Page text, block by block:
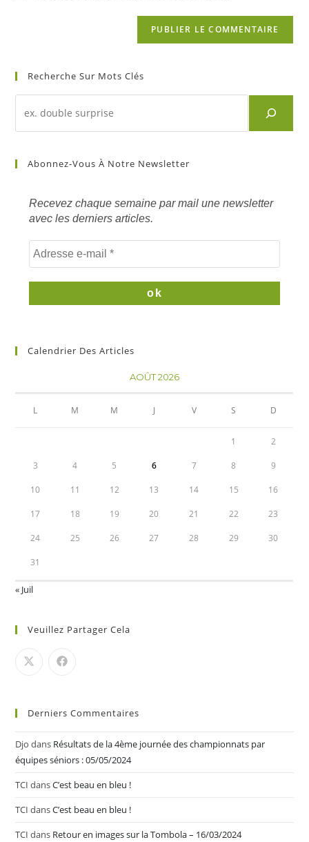
Recherche Sur Mots Clés
d'un
mots
Abonnez-Vous À Notre Newsletter
Recevez chaque semaine par mail une newsletter
avec les derniers articles.
Calendrier Des Articles
AOÛT 2026
L M M J V S D
1 2
3 4 5 6 7 8 9
10 11 12 13 14 15 16
17 18 19 20 21 22 23
24 25 26 27 28 29 30
31
« Juil
Veuillez Partager Cela
Derniers Commentaires
Djo dans Résultats de la 4ème journée des championnats par
équipes séniors : 05/05/2024
TCI dansC’est beau en bleu !
TCI dansC’est beau en bleu !
TCI dans Retour en images sur la Tombola – 16/03/2024